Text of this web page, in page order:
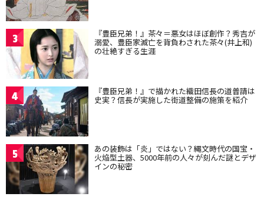
3 『豊臣兄弟！』茶々＝悪女はほぼ創作？秀吉が
溺愛、豊臣家滅亡を背負わされた茶々(井上和)
の壮絶すぎる生涯
4 『豊臣兄弟！』で描かれた織田信長の道普請は
史実？信長が実施した街道整備の施策を紹介
5 あの装飾は「炎」ではない？縄文時代の国宝・
火焔型土器、5000年前の人々が刻んだ謎とデザ
インの秘密